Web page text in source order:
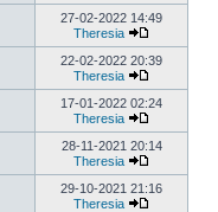
27-02-2022 14:49
Theresia
22-02-2022 20:39
Theresia
17-01-2022 02:24
Theresia
28-11-2021 20:14
Theresia
29-10-2021 21:16
Theresia